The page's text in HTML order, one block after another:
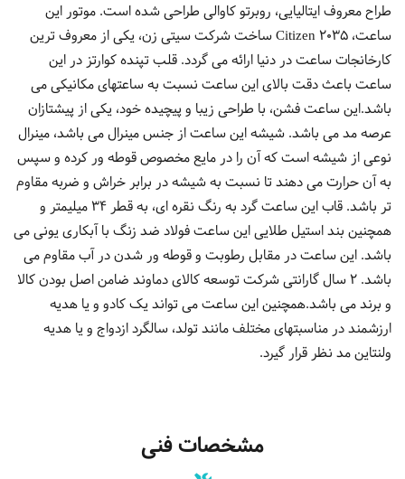
طراح معروف ایتالیایی، روبرتو کاوالی طراحی شده است. موتور این
ساعت، Citizen 2035 ساخت شرکت سیتی زن، یکی از معروف ترین
کارخانجات ساعت در دنیا ارائه می گردد. قلب تپنده کوارتز در این
ساعت باعث دقت بالای این ساعت نسبت به ساعتهای مکانیکی می
باشد.این ساعت فشن، با طراحی زیبا و پیچیده خود، یکی از پیشتازان
عرصه مد می باشد. شیشه این ساعت از جنس مینرال می باشد، مینرال
نوعی از شیشه است که آن را در مایع مخصوص قوطه ور کرده و سپس
به آن حرارت می دهند تا نسبت به شیشه در برابر خراش و ضربه مقاوم
تر باشد. قاب این ساعت گرد به رنگ نقره ای، به قطر 34 میلیمتر و
همچنین بند استیل طلایی این ساعت فولاد ضد زنگ با آبکاری یونی می
باشد. این ساعت در مقابل رطوبت و قوطه ور شدن در آب مقاوم می
باشد. 2 سال گارانتی شرکت توسعه کالای دماوند ضامن اصل بودن کالا
و برند می باشد.همچنین این ساعت می تواند یک کادو و یا هدیه
ارزشمند در مناسبتهای مختلف مانند تولد، سالگرد ازدواج و یا هدیه
ولنتاین مد نظر قرار گیرد.
مشخصات فنی